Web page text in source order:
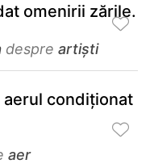
omenirii zările.
despre artiști
condiționat
aer